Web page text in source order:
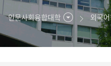
인문사회융합대학 외국